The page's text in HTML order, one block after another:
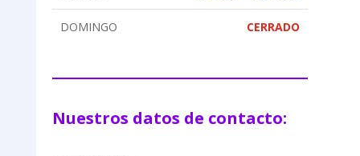
DOMINGO CERRADO
Nuestros datos de contacto: